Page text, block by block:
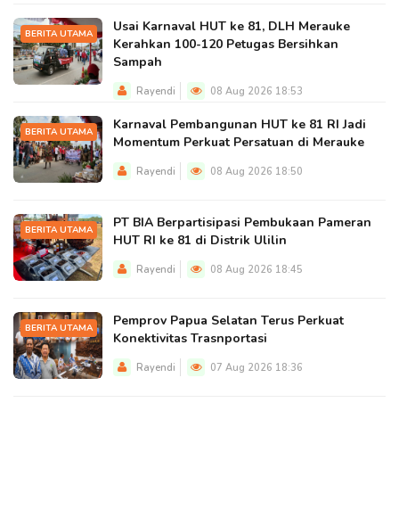
BERITA UTAMA
Usai Karnaval HUT ke 81, DLH Merauke
Kerahkan 100-120 Petugas Bersihkan
Sampah
Rayendi 08 Aug 2026 18:53
BERITA UTAMA
Karnaval Pembangunan HUT ke 81 RI Jadi
Momentum Perkuat Persatuan di Merauke
Rayendi 08 Aug 2026 18:50
BERITA UTAMA
PT BIA Berpartisipasi Pembukaan Pameran
HUT RI ke 81 di Distrik Ulilin
Rayendi 08 Aug 2026 18:45
BERITA UTAMA
Pemprov Papua Selatan Terus Perkuat
Konektivitas Trasnportasi
Rayendi 07 Aug 2026 18:36